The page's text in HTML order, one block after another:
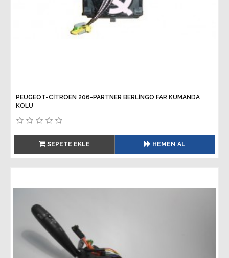
PEUGEOT-CİTROEN 206-PARTNER BERLİNGO FAR KUMANDA
KOLU
SEPETE EKLE HEMEN AL